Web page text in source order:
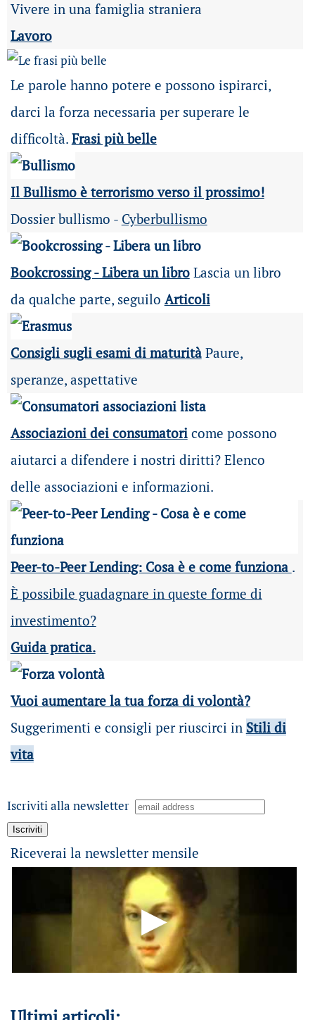
Vivere in una famiglia straniera
Lavoro
Le parole hanno potere e possono ispirarci,
darci la forza necessaria per superare le
difficoltà. Frasi più belle
Il Bullismo è terrorismo verso il prossimo!
Dossier bullismo - Cyberbullismo
Bookcrossing - Libera un libroLascia un libro
da qualche parte, seguilo Articoli
Consigli sugli esami di maturità Paure,
speranze, aspettative
Associazioni dei consumatoricome possono
aiutarci a difendere i nostri diritti? Elenco
delle associazioni e informazioni.
Peer-to-Peer Lending: Cosa è e come funziona .
È possibile guadagnare in queste forme di
investimento?
Guida pratica.
Vuoi aumentare la tua forza di volontà?
Suggerimenti e consigli per riuscirci in Stili di
vita
Iscriviti alla newsletter
Riceverai la newsletter mensile